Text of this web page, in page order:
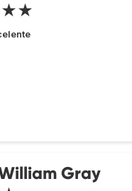
Gray